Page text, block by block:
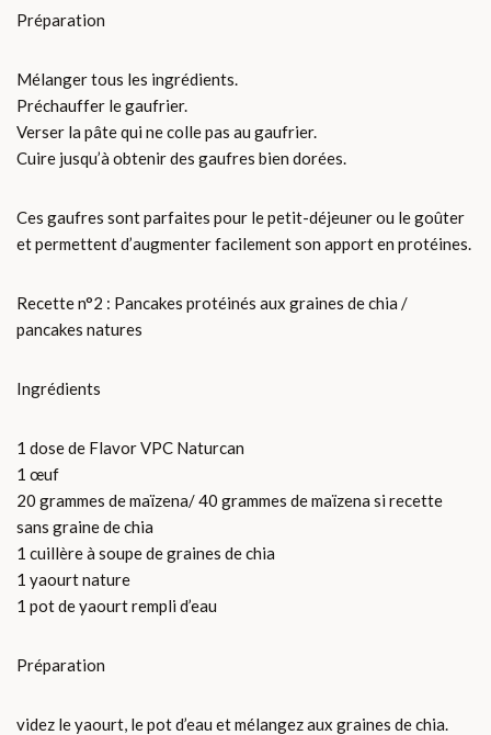
Préparation
Mélanger tous les ingrédients.
Préchauffer le gaufrier.
Verser la pâte qui ne colle pas au gaufrier.
Cuire jusqu’à obtenir des gaufres bien dorées.
Ces gaufres sont parfaites pour le petit-déjeuner ou le goûter
et permettent d’augmenter facilement son apport en protéines.
Recette n°2 : Pancakes protéinés aux graines de chia /
pancakes natures
Ingrédients
1 dose de Flavor VPC Naturcan
1 œuf
20 grammes de maïzena/ 40 grammes de maïzena si recette
sans graine de chia
1 cuillère à soupe de graines de chia
1 yaourt nature
1 pot de yaourt rempli d’eau
Préparation
videz le yaourt, le pot d’eau et mélangez aux graines de chia.